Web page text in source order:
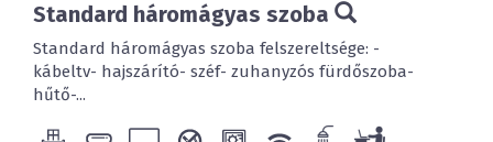
Standard háromágyas szoba
Standard háromágyas szoba felszereltsége: -
kábeltv- hajszárító- széf- zuhanyzós fürdőszoba-
hűtő-...